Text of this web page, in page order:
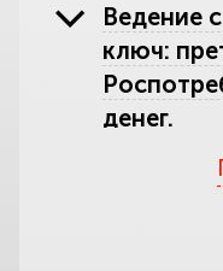
Ведение
ключ:
денег.
Что